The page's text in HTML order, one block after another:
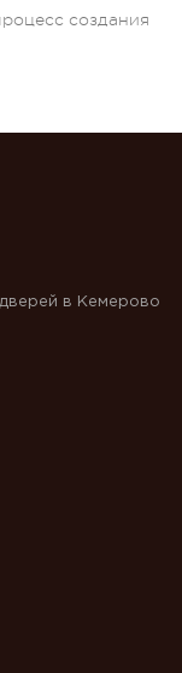
создания
в Кемерово